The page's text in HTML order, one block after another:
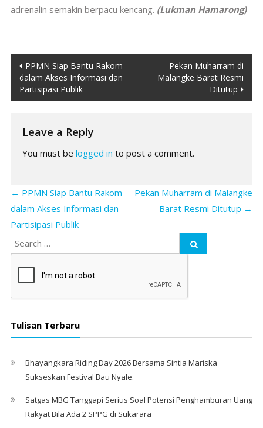
adrenalin semakin berpacu kencang. (Lukman Hamarong)
Post
navigation
PPMN Siap Bantu Rakom
dalam Akses Informasi dan
Partisipasi Publik
Pekan Muharram di
Malangke Barat Resmi
Ditutup
Leave a Reply
You must be logged in to post a comment.
← PPMN Siap Bantu Rakom
dalam Akses Informasi dan
Partisipasi Publik
Pekan Muharram di Malangke
Barat Resmi Ditutup →
Tulisan Terbaru
Bhayangkara Riding Day 2026 Bersama Sintia Mariska
Sukseskan Festival Bau Nyale. ‎
Satgas MBG Tanggapi Serius Soal Potensi Penghamburan Uang
Rakyat Bila Ada 2 SPPG di Sukarara